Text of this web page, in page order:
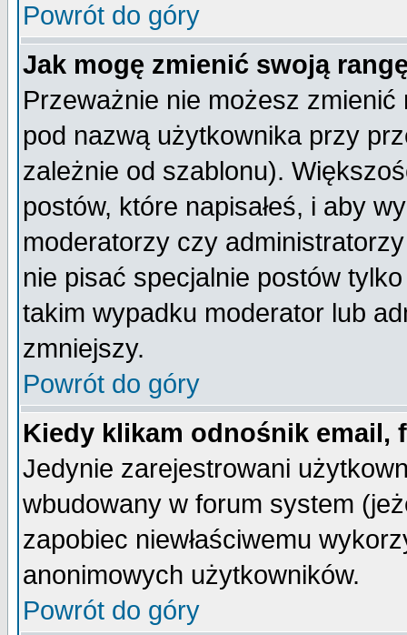
Powrót do góry
Jak mogę zmienić swoją
Przeważnie nie możesz
pod nazwą użytkownika przy
zależnie od szablonu).
postów, które napisałeś, i aby
moderatorzy czy
nie pisać specjalnie postów
takim wypadku moderator lub
zmniejszy.
Powrót do góry
Kiedy klikam odnośnik email,
Jedynie zarejestrowani
wbudowany w forum system
zapobiec niewłaściwemu
anonimowych użytkowników.
Powrót do góry